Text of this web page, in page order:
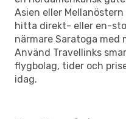
Asien eller
hitta direkt- eller en-
närmare Saratoga med
Använd Travellinks
flygbolag, tider och
idag.